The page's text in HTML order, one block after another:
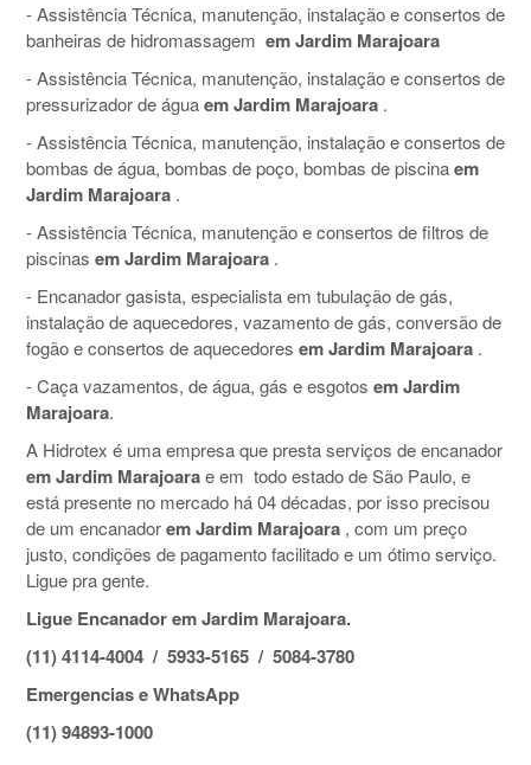
- Assistência Técnica, manutenção, instalação e consertos de
banheiras de hidromassagem em Jardim Marajoara
- Assistência Técnica, manutenção, instalação e consertos de
pressurizador de águaem Jardim Marajoara .
- Assistência Técnica, manutenção, instalação e consertos de
bombas de água, bombas de poço, bombas de piscinaem
Jardim Marajoara .
- Assistência Técnica, manutenção e consertos de filtros de
piscinas em Jardim Marajoara .
- Encanador gasista, especialista em tubulação de gás,
instalação de aquecedores, vazamento de gás, conversão de
fogão e consertos de aquecedores em Jardim Marajoara .
- Caça vazamentos, de água, gás e esgotos em Jardim
Marajoara.
A Hidrotex é uma empresa que presta serviços de encanador
em Jardim Marajoarae em todo estado de São Paulo, e
está presente no mercado há 04 décadas, por isso precisou
de um encanadorem Jardim Marajoara , com um preço
justo, condições de pagamento facilitado e um ótimo serviço.
Ligue pra gente.
Ligue Encanador em Jardim Marajoara.
(11) 4114-4004 / 5933-5165 / 5084-3780
Emergencias e WhatsApp
(11) 94893-1000